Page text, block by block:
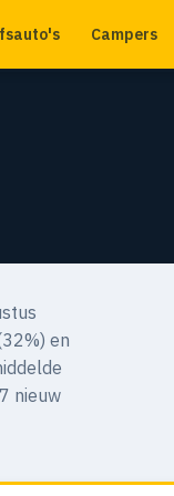
Campers
en
nieuw